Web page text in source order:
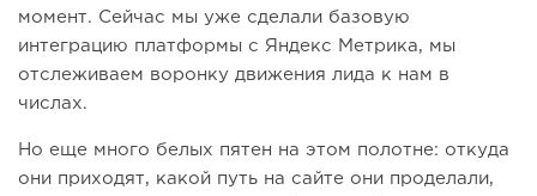
момент. Сейчас мы уже сделали базовую
интеграцию платформы с Яндекс Метрика, мы
отслеживаем воронку движения лида к нам в
числах.
Но еще много белых пятен на этом полотне: откуда
они приходят, какой путь на сайте они проделали,